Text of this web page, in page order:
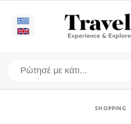
SHOPPING